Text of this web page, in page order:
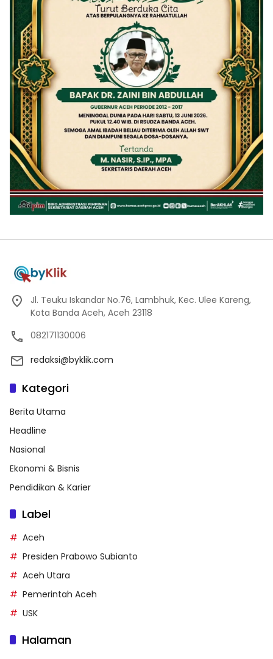
Jl. Teuku Iskandar No.76, Lambhuk, Kec. Ulee Kareng,
Kota Banda Aceh, Aceh 23118
082171130006
redaksi@byklik.com
Kategori
Berita Utama
Headline
Nasional
Ekonomi & Bisnis
Pendidikan & Karier
Label
Aceh
Presiden Prabowo Subianto
Aceh Utara
Pemerintah Aceh
USK
Halaman